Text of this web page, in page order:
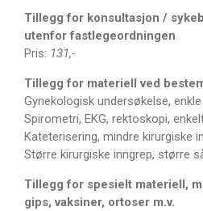
Tillegg for konsultasjon /
utenfor fastlegeordningen
Pris: 131,-
Tillegg for materiell ved
Gynekologisk undersøkelse,
Spirometri, EKG, rektoskopi,
Kateterisering, mindre kirurgiske
Større kirurgiske inngrep, større
Tillegg for spesielt materiell,
gips, vaksiner, ortoser m.v.